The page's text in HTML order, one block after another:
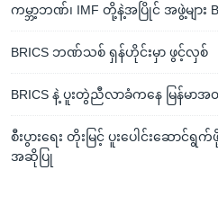
ကမ္ဘာ့ဘဏ်၊ IMF တို့နဲ့အပြိုင် အဖွဲ့များ
BRICS ဘဏ်သစ် ရှန်ဟိုင်းမှာ ဖွင့်လှစ်
BRICS နဲ့ ပူးတွဲညီလာခံကနေ မြန်မ
စီးပွားရေး တိုးမြင့် ပူးပေါင်းဆောင်ရွ
အဆိုပြု